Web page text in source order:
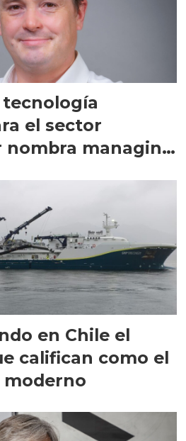
el sector
nombra managing
en Chile el
califican como el
moderno